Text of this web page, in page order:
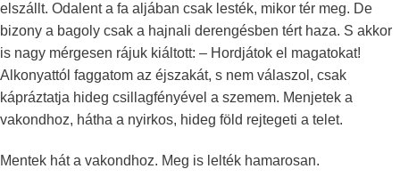
elszállt. Odalent a fa aljában csak lesték, mikor tér meg. De
bizony a bagoly csak a hajnali derengésben tért haza. S akkor
is nagy mérgesen rájuk kiáltott: – Hordjátok el magatokat!
Alkonyattól faggatom az éjszakát, s nem válaszol, csak
kápráztatja hideg csillagfényével a szemem. Menjetek a
vakondhoz, hátha a nyirkos, hideg föld rejtegeti a telet.
Mentek hát a vakondhoz. Meg is lelték hamarosan.